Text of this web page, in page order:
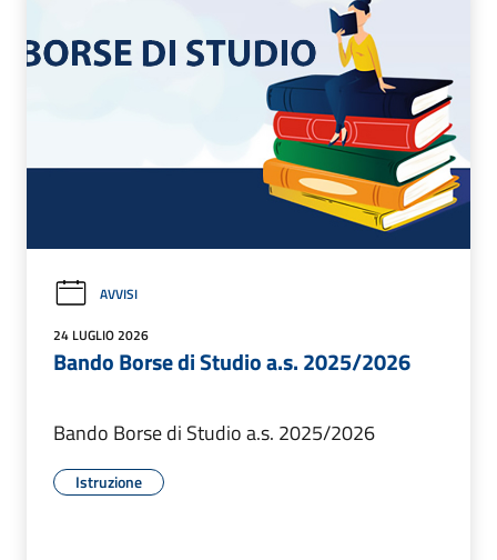
AVVISI
24 LUGLIO 2026
Bando Borse di Studio a.s. 2025/2026
Bando Borse di Studio a.s. 2025/2026
Istruzione